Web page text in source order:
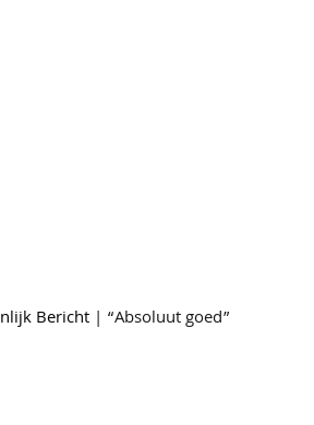
Bericht | “Absoluut goed”